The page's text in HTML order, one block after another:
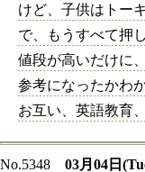
けど、子供はトー
で、もうすべて押
値段が高いだけに
参考になったかわ
お互い、英語教育
No.5348
03月04日